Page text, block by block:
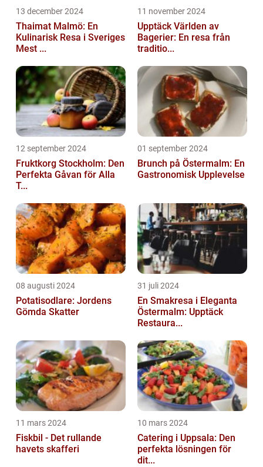
13 december 2024
Thaimat Malmö: En
Kulinarisk Resa i Sveriges
Mest ...
11 november 2024
Upptäck Världen av
Bagerier: En resa från
traditio...
12 september 2024
Fruktkorg Stockholm: Den
Perfekta Gåvan för Alla
T...
01 september 2024
Brunch på Östermalm: En
Gastronomisk Upplevelse
08 augusti 2024
Potatisodlare: Jordens
Gömda Skatter
31 juli 2024
En Smakresa i Eleganta
Östermalm: Upptäck
Restaura...
11 mars 2024
Fiskbil - Det rullande
havets skafferi
10 mars 2024
Catering i Uppsala: Den
perfekta lösningen för
dit...